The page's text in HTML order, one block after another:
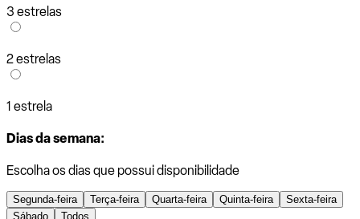
3 estrelas
2 estrelas
1 estrela
Dias da semana:
Escolha os dias que possui disponibilidade
Segunda-feira Terça-feira Quarta-feira Quinta-feira
Sexta-feira
Sábado
Todos